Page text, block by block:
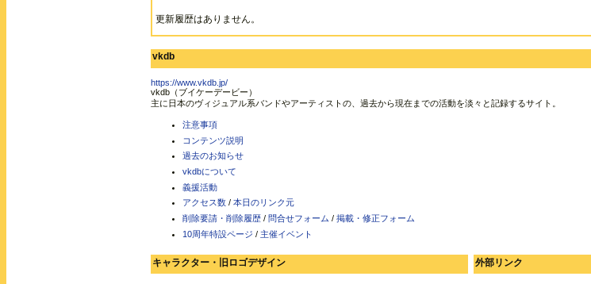
更新履歴はありません。
vkdb
https://www.vkdb.jp/
vkdb（ブイケーデービー）
主に日本のヴィジュアル系バンドやアーティストの、過去から現在までの活動を淡々と記録するサイト。
注意事項
コンテンツ説明
過去のお知らせ
vkdbについて
義援活動
アクセス数 / 本日のリンク元
削除要請・削除履歴 / 問合せフォーム / 掲載・修正フォーム
10周年特設ページ / 主催イベント
キャラクター・旧ロゴデザイン 外部リンク